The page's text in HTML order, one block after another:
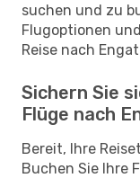
suchen und zu
Flugoptionen
Reise nach
Sichern Sie
Flüge nach
Bereit, Ihre
Buchen Sie Ihre